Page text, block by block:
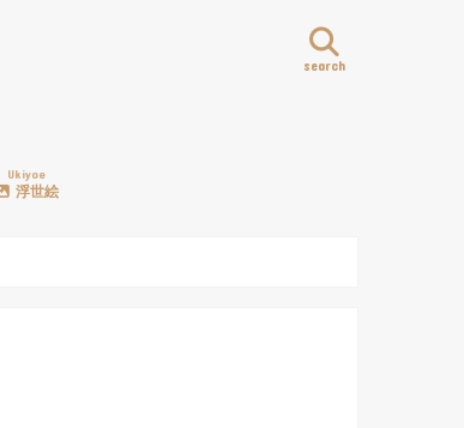
search
Ukiyoe
浮世絵